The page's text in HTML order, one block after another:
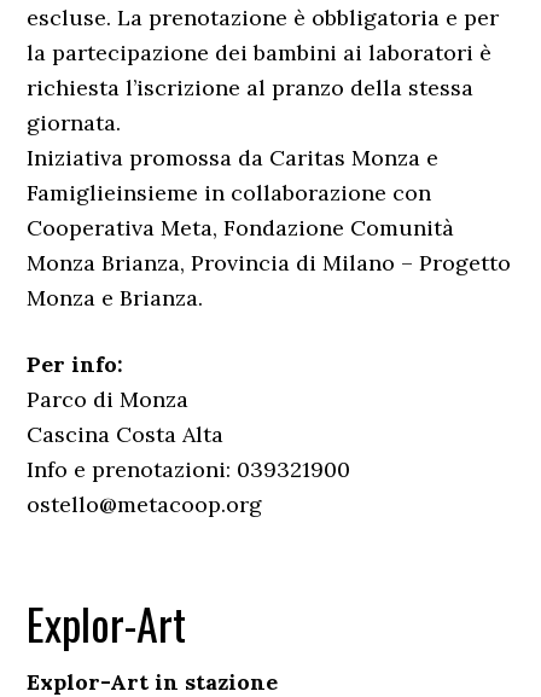
escluse. La prenotazione è obbligatoria e per
la partecipazione dei bambini ai laboratori è
richiesta l’iscrizione al pranzo della stessa
giornata.
Iniziativa promossa da Caritas Monza e
Famiglieinsieme in collaborazione con
Cooperativa Meta, Fondazione Comunità
Monza Brianza, Provincia di Milano – Progetto
Monza e Brianza.
Per info:
Parco di Monza
Cascina Costa Alta
Info e prenotazioni: 039321900
ostello@metacoop.org
Explor-Art
Explor-Art in stazione